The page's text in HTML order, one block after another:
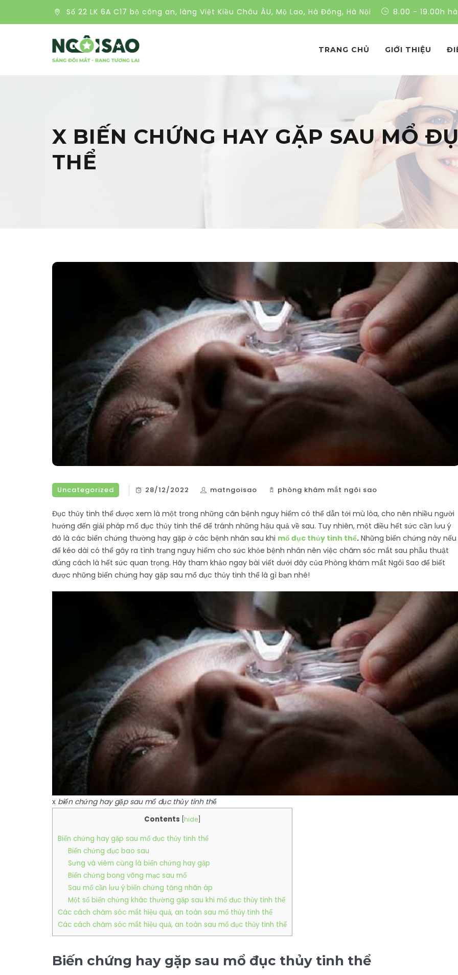
Số 22 LK 6A C17 bộ công an, làng Việt Kiều Châu ÂU, Mộ Lao, Hà Đông, Hà Nội 8.00 - 19.00h
TRANG CHỦ GIỚI THIỆU
X BIẾN CHỨNG HAY GẶP SAU MỔ
THỂ
Uncategorized 28/12/2022 matngoisao phòng khám mắt ngôi sao
Đục thủy tinh thể được xem là một trong những căn bệnh nguy hiểm có thể dẫn tới mù lòa, cho nên nhiều người
hướng đến giải pháp mổ đục thủy tinh thể để tránh những hậu quả về sau. Tuy nhiên, một điều hết sức cần lưu ý
đó là các biến chứng thường hay gặp ở các bệnh nhân sau khi mổ đục thủy tinh thể. Những biến chứng này nếu
để kéo dài có thể gây ra tình trạng nguy hiểm cho sức khỏe bệnh nhân nên việc chăm sóc mắt sau phẫu thuật
đúng cách là hết sức quan trọng. Hãy tham khảo ngay bài viết dưới đây của Phòng khám mắt Ngôi Sao để biết
được những biến chứng hay gặp sau mổ đục thủy tinh thể là gì bạn nhé!
x biến chứng hay gặp sau mổ đục thủy tinh thể
Contents hide]
Biến chứng hay gặp sau mổ đục thủy tinh thể
Biến chứng đục bao sau
Sưng và viêm cũng là biến chứng hay gặp
Biến chứng bong võng mạc sau mổ
Sau mổ cần lưu ý biến chứng tăng nhãn áp
Một số biến chứng khác thường gặp sau khi mổ đục thủy tinh thể
Các cách chăm sóc mắt hiệu quả, an toàn sau mổ thủy tinh thể
Các cách chăm sóc mắt hiệu quả, an toàn sau mổ đục thủy tinh thể
Biến chứng hay gặp sau mổ đục thủy tinh thể